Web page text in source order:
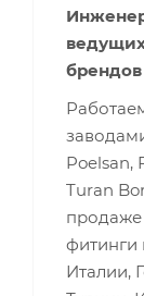
брендов
Poelsan,
Turan
фитинги
Италии,